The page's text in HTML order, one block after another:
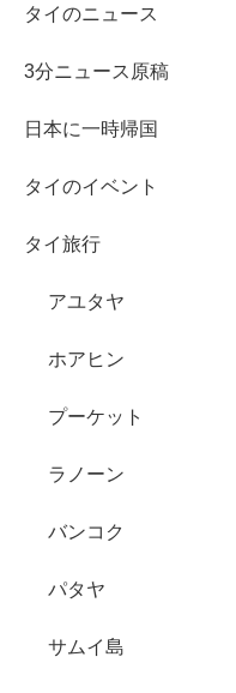
タイのニュース
3分ニュース原稿
日本に一時帰国
タイのイベント
タイ旅行
アユタヤ
ホアヒン
プーケット
ラノーン
バンコク
パタヤ
サムイ島